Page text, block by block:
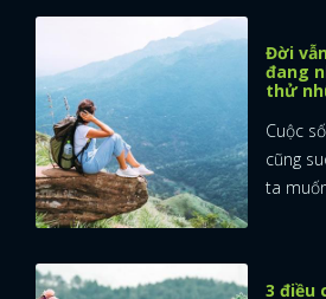
ĐĂNG
Đời
đang
thử
Cuộc
cũng
ta
3 điều